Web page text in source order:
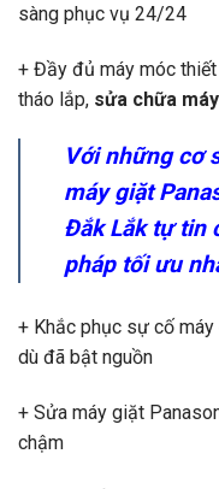
sàng phục vụ 24/24
+ Đầy đủ máy móc
tháo lắp, sửa chữa
Với những cơ
máy giặt
Đắk Lắk tự tin
pháp tối ưu
+ Khắc phục sự cố
dù đã bật nguồn
+ Sửa máy giặt
chậm